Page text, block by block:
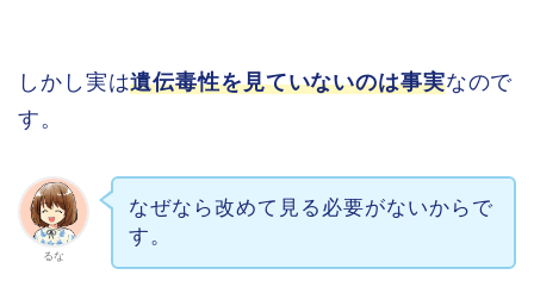
しかし実は遺伝毒性を見ていないのは事実なので
す。
るな
なぜなら改めて見る必要がないからで
す。